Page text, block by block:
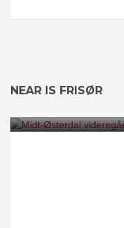
NEAR IS FRISØR